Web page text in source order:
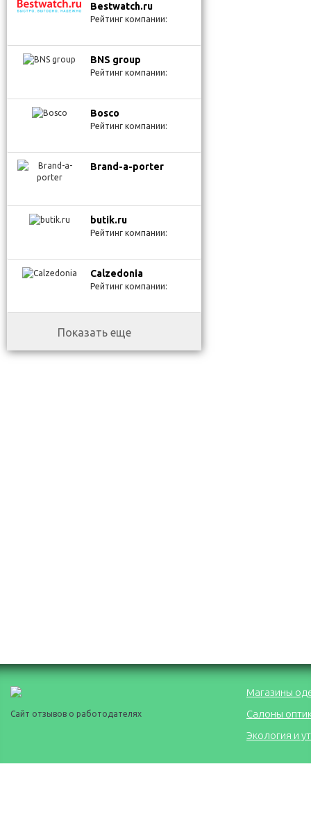
Bestwatch.ru
Рейтинг компании:
BNS group
Рейтинг компании:
Bosco
Рейтинг компании:
Brand-a-porter
butik.ru
Рейтинг компании:
Calzedonia
Рейтинг компании:
Показать еще
Сайт отзывов о работодателях
Магазины
Салоны
Экология и